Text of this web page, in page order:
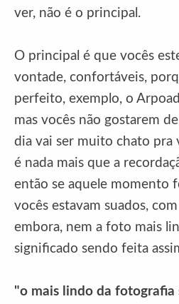
ver, não é o principal.
O principal é que vocês
vontade, confortáveis,
perfeito, exemplo, o
mas vocês não gostarem
dia vai ser muito chato pra
é nada mais que a
então se aquele momento
vocês estavam suados,
embora, nem a foto mais
significado sendo feita
"o mais lindo da fotografia